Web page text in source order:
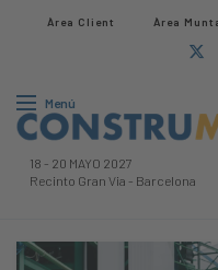
Àrea Client Àrea
Menú
18 - 20 MAYO 2027
Recinto Gran Via - Barcelona